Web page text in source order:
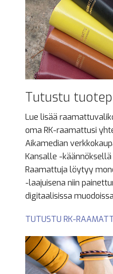
Tutustu
Lue lisää
oma RK-raamattusi
Aikamedian
Kansalle ­-
Raamattuja löytyy
-laajuisena niin
digitaalisissa
TUTUSTU RK-